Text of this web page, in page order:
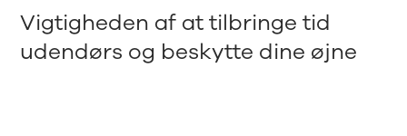
Vigtigheden af at tilbringe tid
udendørs og beskytte dine øjne